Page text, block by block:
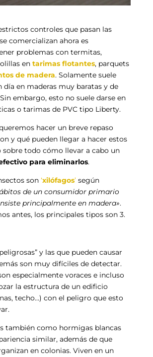
controles que pasan las
comercializan ahora es
problemas con termitas,
en tarimas flotantes, parquets
de madera. Solamente suele
día en maderas muy baratas y de
embargo, esto no suele darse en
o tarimas de PVC tipo Liberty.
hacer un breve repaso
y qué pueden llegar a hacer estos
sobre todo cómo llevar a cabo un
para eliminarlos.
son ‘xilófagos’ según
de un consumidor primario
principalmente en madera».
antes, los principales tipos son 3.
y las que pueden causar
son muy difíciles de detectar.
especialmente voraces e incluso
la estructura de un edificio
techo…) con el peligro que esto
también como hormigas blancas
similar, además de que
en colonias. Viven en un